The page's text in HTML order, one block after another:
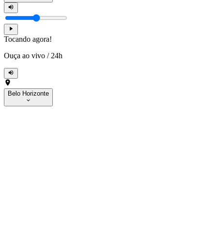
Tocando agora!
Ouça ao vivo / 24h
Belo Horizonte